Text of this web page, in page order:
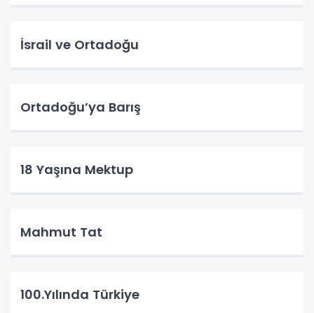
İsrail ve Ortadoğu
Ortadoğu’ya Barış
18 Yaşına Mektup
Mahmut Tat
100.Yılında Türkiye